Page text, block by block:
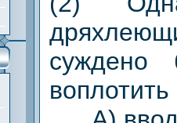
суждено